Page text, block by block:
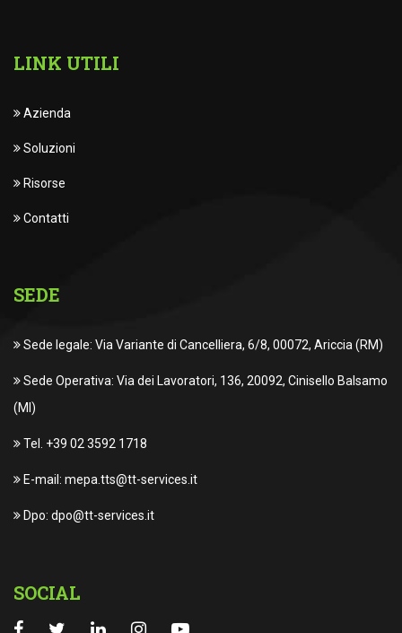
LINK UTILI
Azienda
Soluzioni
Risorse
Contatti
SEDE
Sede legale: Via Variante di Cancelliera, 6/8, 00072, Ariccia (RM)
Sede Operativa: Via dei Lavoratori, 136, 20092, Cinisello Balsamo
(MI)
Tel. +39 02 3592 1718
E-mail: mepa.tts@tt-services.it
Dpo: dpo@tt-services.it
SOCIAL